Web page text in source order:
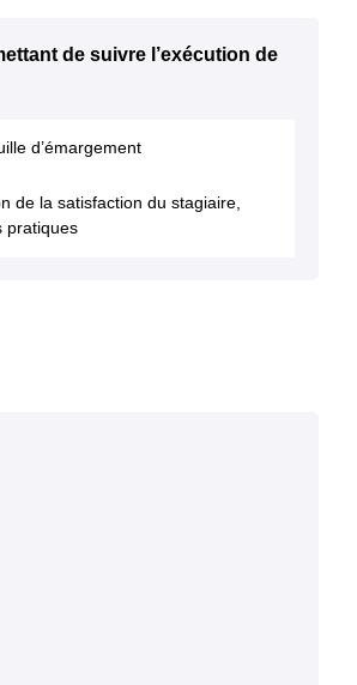
de suivre l’exécution de
d’émargement
de la satisfaction du stagiaire,
pratiques